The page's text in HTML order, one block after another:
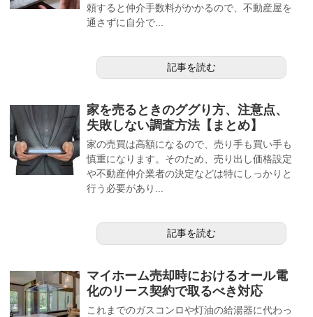
頼すると仲介手数料がかかるので、不動産屋を
通さずに自分で...
記事を読む
家を売るときのググり方、注意点、
失敗しない調査方法【まとめ】
家の売買は高額になるので、売り手も買い手も
慎重になります。そのため、売り出し価格設定
や不動産仲介業者の決定などは特にしっかりと
行う必要があり...
記事を読む
マイホーム売却時におけるオール電
化のリース契約で取るべき対応
これまでのガスコンロや灯油の給湯器に代わっ